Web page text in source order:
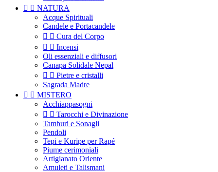
  NATURA
Acque Spirituali
Candele e Portacandele
  Cura del Corpo
  Incensi
Oli essenziali e diffusori
Canapa Solidale Nepal
  Pietre e cristalli
Sagrada Madre
  MISTERO
Acchiappasogni
  Tarocchi e Divinazione
Tamburi e Sonagli
Pendoli
Tepi e Kuripe per Rapé
Piume cerimoniali
Artigianato Oriente
Amuleti e Talismani